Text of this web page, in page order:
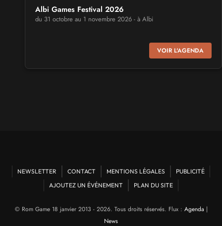
Albi Games Festival 2026
du 31 octobre au 1 novembre 2026 - à Albi
Virtual Calais - salon du jeu vidéo et des loisirs
numériques 2026
Mang'Azur 2027
les 24 et 25 avril 2027 - à Toulon
Play Azur Festival 2027
VOIR L'AGENDA
NEWSLETTER CONTACT MENTIONS LÉGALES
PUBLICITÉ
AJOUTEZ UN ÉVÉNEMENT
PLAN DU SITE
© Rom Game 18 janvier 2013 - 2026. Tous droits réservés. Flux : Agenda |
News